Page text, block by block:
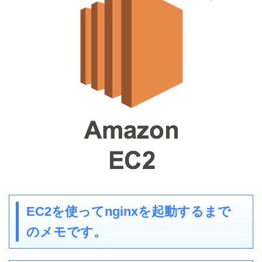
EC2を使ってnginxを起動するまで
のメモです。